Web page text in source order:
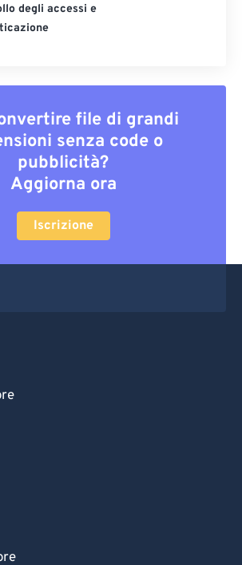
degli accessi e
file di grandi
senza code o
pubblicità?
Aggiorna ora
Iscrizione